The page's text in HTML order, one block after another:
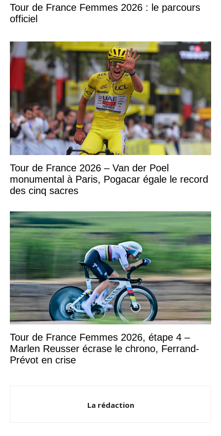
Tour de France Femmes 2026 : le parcours
officiel
Tour de France 2026 – Van der Poel
monumental à Paris, Pogacar égale le record
des cinq sacres
Tour de France Femmes 2026, étape 4 –
Marlen Reusser écrase le chrono, Ferrand-
Prévot en crise
La rédaction